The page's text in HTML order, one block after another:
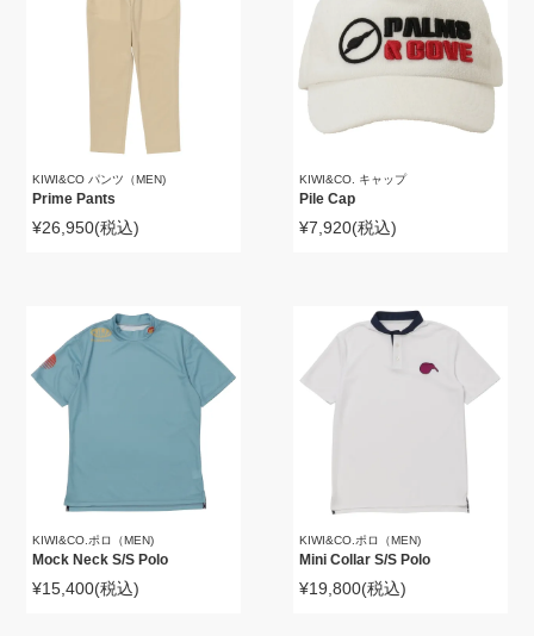
KIWI&CO パンツ（MEN)
Prime Pants
¥26,950(税込)
KIWI&CO. キャップ
Pile Cap
¥7,920(税込)
KIWI&CO.ポロ（MEN)
Mock Neck S/S Polo
¥15,400(税込)
KIWI&CO.ポロ（MEN)
Mini Collar S/S Polo
¥19,800(税込)